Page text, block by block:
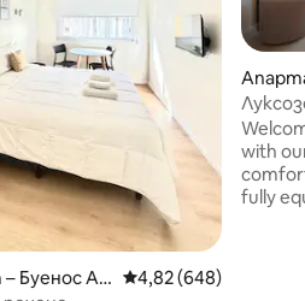
отзива
Буенос Ай Средна оценка: 4,82
4,82 (648)
рес
with
comfort and
fully